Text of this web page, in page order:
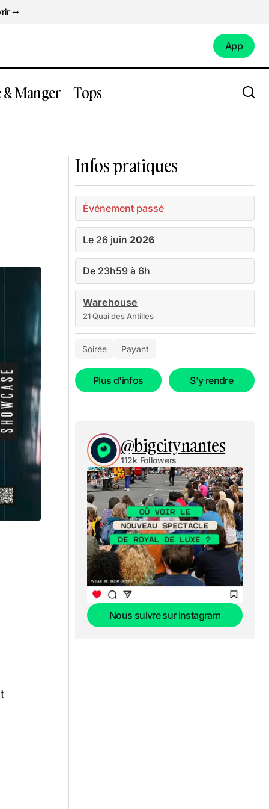
➞
App
Manger Tops
Infos pratiques
Événement passé
Le 26 juin 2026
De 23h59 à 6h
Warehouse
21 Quai des Antilles
Soirée Payant
Plus d'infos S'y rendre
@bigcitynantes
112k Followers
Nous suivre sur Instagram